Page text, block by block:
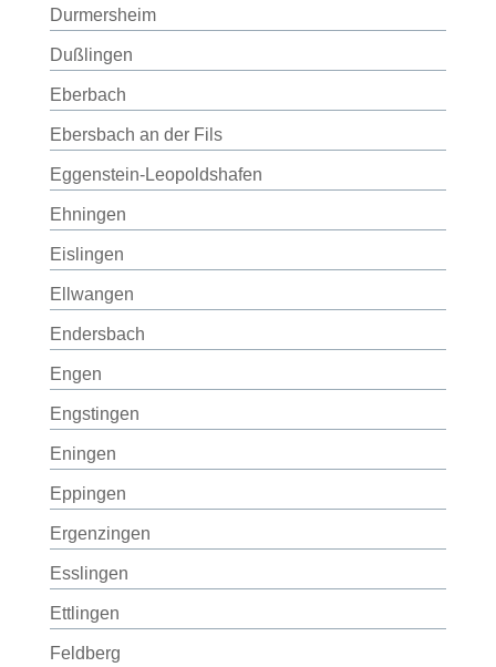
Durmersheim
Dußlingen
Eberbach
Ebersbach an der Fils
Eggenstein-Leopoldshafen
Ehningen
Eislingen
Ellwangen
Endersbach
Engen
Engstingen
Eningen
Eppingen
Ergenzingen
Esslingen
Ettlingen
Feldberg